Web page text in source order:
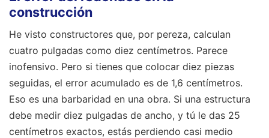
construcción
He visto constructores que, por pereza, calculan
cuatro pulgadas como diez centímetros. Parece
inofensivo. Pero si tienes que colocar diez piezas
seguidas, el error acumulado es de 1,6 centímetros.
Eso es una barbaridad en una obra. Si una estructura
debe medir diez pulgadas de ancho, y tú le das 25
centímetros exactos, estás perdiendo casi medio